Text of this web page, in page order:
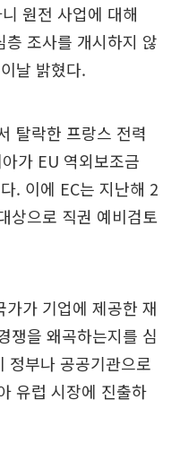
원전 사업에 대해
조사를 개시하지 않
날 밝혔다.
탈락한 프랑스 전력
가 EU 역외보조금
. 이에 EC는 지난해 2
상으로 직권 예비검토
가 기업에 제공한 재
쟁을 왜곡하는지를 심
정부나 공공기관으로
유럽 시장에 진출하